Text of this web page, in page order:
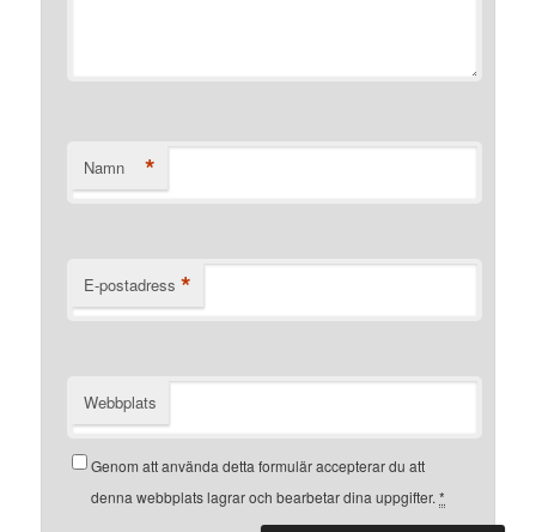
Namn *
E-postadress *
Webbplats
Genom att använda detta formulär accepterar du att
denna webbplats lagrar och bearbetar dina uppgifter.*